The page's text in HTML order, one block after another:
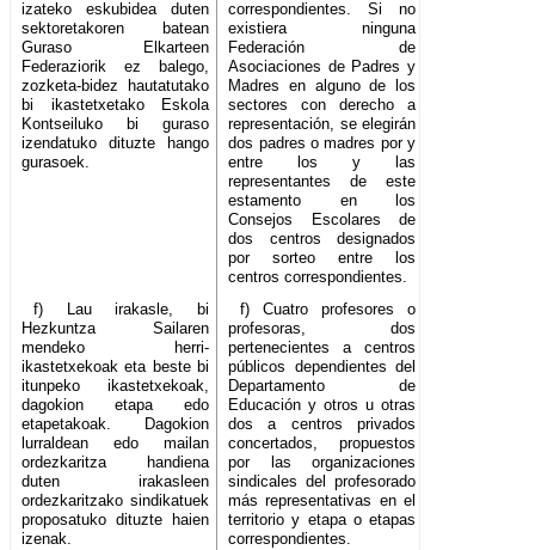
izateko eskubidea duten
sektoretakoren batean
Guraso Elkarteen
Federaziorik ez balego,
zozketa-bidez hautatutako
bi ikastetxetako Eskola
Kontseiluko bi guraso
izendatuko dituzte hango
gurasoek.
correspondientes. Si no
existiera ninguna
Federación de
Asociaciones de Padres y
Madres en alguno de los
sectores con derecho a
representación, se elegirán
dos padres o madres por y
entre los y las
representantes de este
estamento en los
Consejos Escolares de
dos centros designados
por sorteo entre los
centros correspondientes.
f) Lau irakasle, bi
Hezkuntza Sailaren
mendeko herri-
ikastetxekoak eta beste bi
itunpeko ikastetxekoak,
dagokion etapa edo
etapetakoak. Dagokion
lurraldean edo mailan
ordezkaritza handiena
duten irakasleen
ordezkaritzako sindikatuek
proposatuko dituzte haien
izenak.
f) Cuatro profesores o
profesoras, dos
pertenecientes a centros
públicos dependientes del
Departamento de
Educación y otros u otras
dos a centros privados
concertados, propuestos
por las organizaciones
sindicales del profesorado
más representativas en el
territorio y etapa o etapas
correspondientes.